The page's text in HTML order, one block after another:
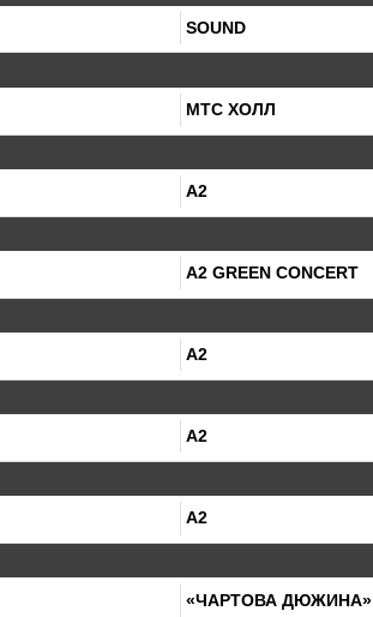
SOUND
МТС ХОЛЛ
A2
A2 GREEN CONCERT
А2
А2
А2
«ЧАРТОВА ДЮЖИНА»